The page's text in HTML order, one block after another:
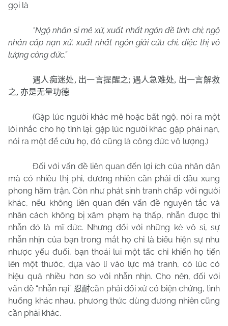
gọi là
“Ngộ nhân si mê xử, xuất nhất ngôn đề tỉnh chi; ngộ
nhân cấp nạn xử, xuất nhất ngôn giải cứu chi, diệc thị vô
lượng công đức.”
遇人痴迷处, 出一言提醒之; 遇人急难处, 出一言解救
之, 亦是无量功德
(Gặp lúc người khác mê hoặc bất ngộ, nói ra một
lời nhắc cho họ tỉnh lại; gặp lúc người khác gặp phải nạn,
nói ra một để cứu họ, đó cũng là công đức vô lượng.)
Đối với vấn đề liên quan đến lợi ích của nhân dân
mà có nhiều thị phi, đương nhiên cần phải đi đầu xung
phong hãm trận. Còn như phát sinh tranh chấp với người
khác, nếu không liên quan đến vấn đề nguyên tắc và
nhân cách không bị xâm phạm hạ thấp, nhẫn được thì
nhẫn đó là mĩ đức. Nhưng đối với những kẻ vô sỉ, sự
nhẫn nhịn của bạn trong mắt họ chỉ là biểu hiện sự nhu
nhược yếu đuối, bạn thoái lui một tấc chỉ khiến họ tiến
lên một thước, dựa vào lí vào lực mà tranh, có lúc có
hiệu quả nhiều hơn so với nhẫn nhịn. Cho nên, đối với
vấn đề “nhẫn nại” 忍耐cần phải đối xử có biện chứng, tình
huống khác nhau, phương thức dùng đương nhiên cũng
cần phải khác.